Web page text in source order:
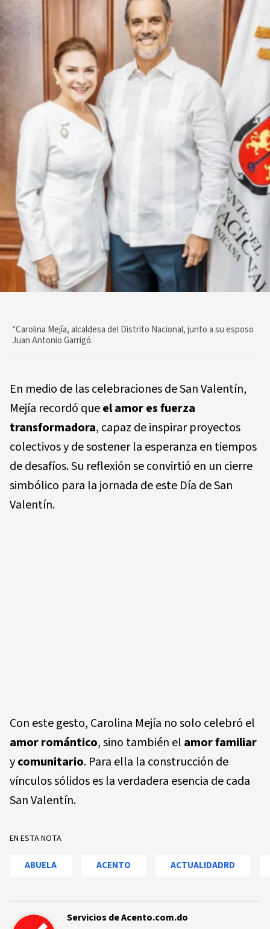
“Carolina Mejía, alcaldesa del Distrito Nacional, junto a su esposo
Juan Antonio Garrigó.
En medio de las celebraciones de San Valentín,
Mejía recordó queel amor es fuerza
transformadora, capaz de inspirar proyectos
colectivos y de sostener la esperanza en tiempos
de desafíos. Su reflexión se convirtió en un cierre
simbólico para la jornada de este Día de San
Valentín.
Con este gesto, Carolina Mejía no solo celebró el
amor romántico, sino también el amor familiar
ycomunitario. Para ella la construcción de
vínculos sólidos es la verdadera esencia de cada
San Valentín.
EN ESTA NOTA
ABUELA ACENTO ACTUALIDADRD
Servicios de Acento.com.do